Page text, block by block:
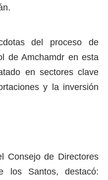
del proceso de
de Amchamdr en esta
en sectores clave
y la inversión
Consejo de Directores
los Santos, destacó: